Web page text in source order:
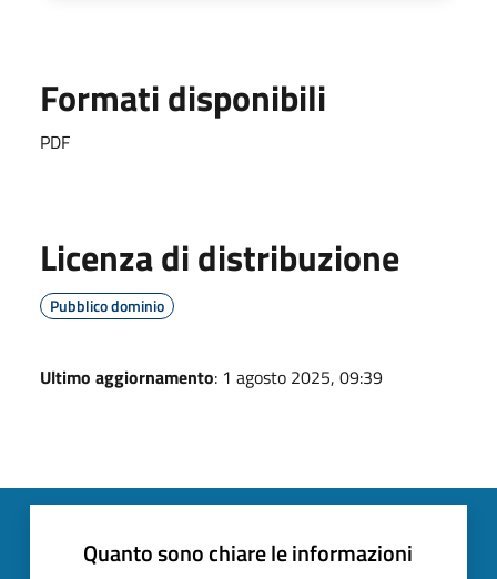
Formati disponibili
PDF
Licenza di distribuzione
Pubblico dominio
Ultimo aggiornamento: 1 agosto 2025, 09:39
Quanto sono chiare le informazioni